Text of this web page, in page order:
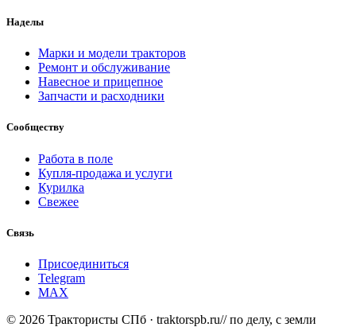
Наделы
Марки и модели тракторов
Ремонт и обслуживание
Навесное и прицепное
Запчасти и расходники
Сообществу
Работа в поле
Купля-продажа и услуги
Курилка
Свежее
Связь
Присоединиться
Telegram
MAX
© 2026 Трактористы СПб · traktorspb.ru// по делу, с земли